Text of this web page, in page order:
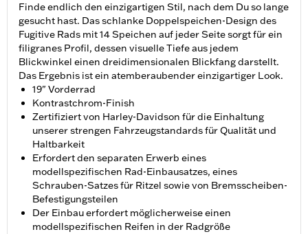
Finde endlich den einzigartigen Stil, nach dem Du so lange
gesucht hast. Das schlanke Doppelspeichen-Design des
Fugitive Rads mit 14 Speichen auf jeder Seite sorgt für ein
filigranes Profil, dessen visuelle Tiefe aus jedem
Blickwinkel einen dreidimensionalen Blickfang darstellt.
Das Ergebnis ist ein atemberaubender einzigartiger Look.
19" Vorderrad
Kontrastchrom-Finish
Zertifiziert von Harley-Davidson für die Einhaltung
unserer strengen Fahrzeugstandards für Qualität und
Haltbarkeit
Erfordert den separaten Erwerb eines
modellspezifischen Rad-Einbausatzes, eines
Schrauben-Satzes für Ritzel sowie von Bremsscheiben-
Befestigungsteilen
Der Einbau erfordert möglicherweise einen
modellspezifischen Reifen in der Radgröße